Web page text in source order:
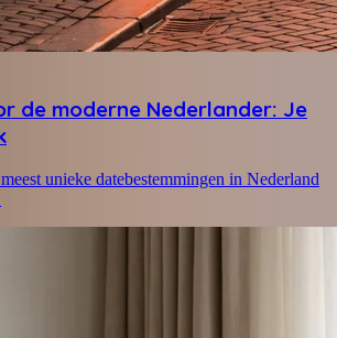
de moderne Nederlander: Je
unieke datebestemmingen in Nederland